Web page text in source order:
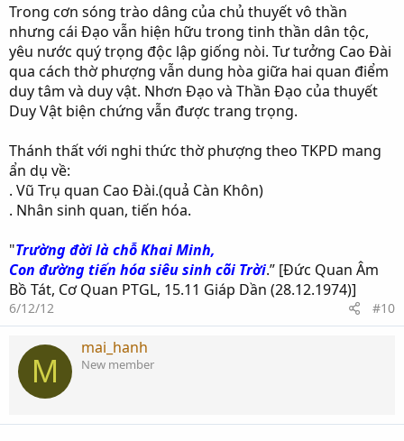
Trong cơn sóng trào dâng của chủ thuyết vô thần
nhưng cái Đạo vẫn hiện hữu trong tinh thần dân tộc,
yêu nước quý trọng độc lập giống nòi. Tư tưởng Cao Đài
qua cách thờ phượng vẫn dung hòa giữa hai quan điểm
duy tâm và duy vật. Nhơn Đạo và Thần Đạo của thuyết
Duy Vật biện chứng vẫn được trang trọng.
Thánh thất với nghi thức thờ phượng theo TKPD mang
ẩn dụ về:
. Vũ Trụ quan Cao Đài.(quả Càn Khôn)
. Nhân sinh quan, tiến hóa.
"Trường đời là chỗ Khai Minh,
Con đường tiến hóa siêu sinh cõi Trời.” [Đức Quan Âm
Bồ Tát, Cơ Quan PTGL, 15.11 Giáp Dần (28.12.1974)]
6/12/12 #10
M
mai_hanh
New member